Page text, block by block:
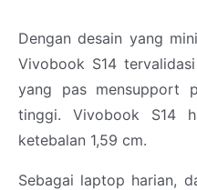
Dengan desain yang
Vivobook S14
yang pas mensupport
tinggi. Vivobook S14
ketebalan 1,59 cm.
Sebagai laptop harian,